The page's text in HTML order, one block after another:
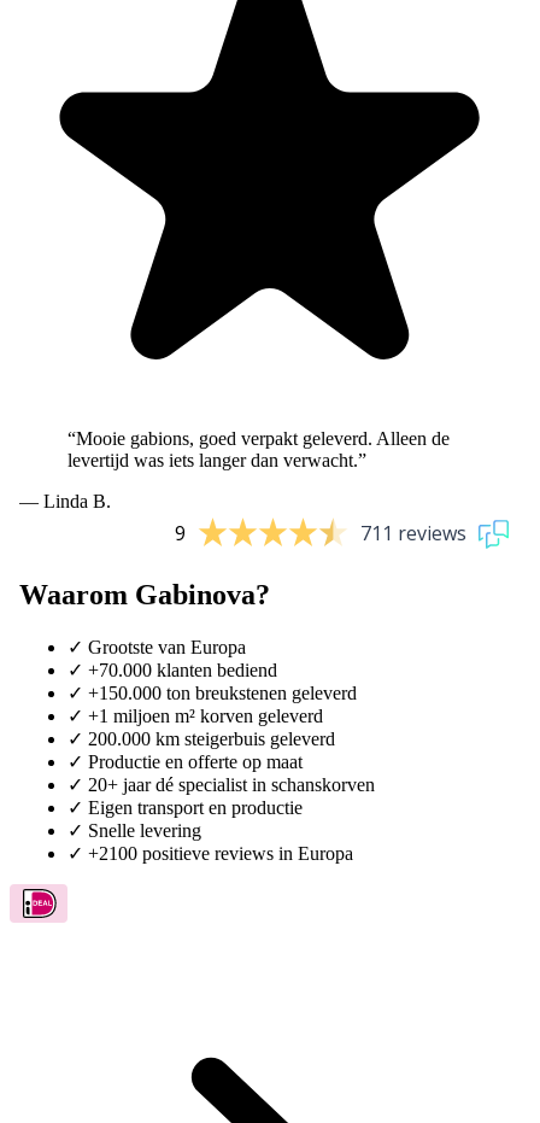
“Mooie gabions, goed verpakt geleverd. Alleen de
levertijd was iets langer dan verwacht.”
— Linda B.
9 711 reviews
Waarom Gabinova?
✓ Grootste van Europa
✓ +70.000 klanten bediend
✓ +150.000 ton breukstenen geleverd
✓ +1 miljoen m² korven geleverd
✓ 200.000 km steigerbuis geleverd
✓ Productie en offerte op maat
✓ 20+ jaar dé specialist in schanskorven
✓ Eigen transport en productie
✓ Snelle levering
✓ +2100 positieve reviews in Europa